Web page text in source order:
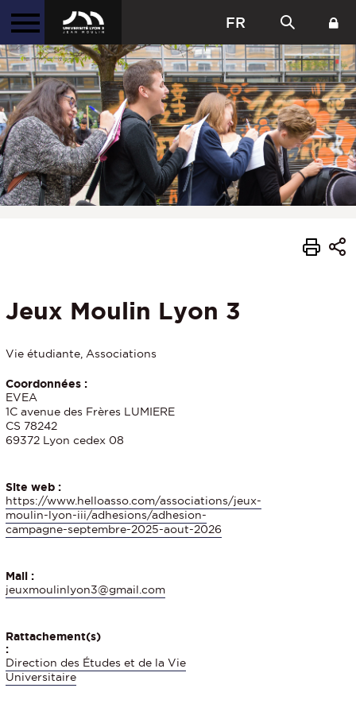
FR
Jeux Moulin Lyon 3
Vie étudiante, Associations
Coordonnées :
EVEA
1C avenue des Frères LUMIERE
CS 78242
69372 Lyon cedex 08
Site web :
https://www.helloasso.com/associations/jeux-
moulin-lyon-iii/adhesions/adhesion-
campagne-septembre-2025-aout-2026
Mail :
jeuxmoulinlyon3@gmail.com
Rattachement(s)
:
Direction des Études et de la Vie
Universitaire